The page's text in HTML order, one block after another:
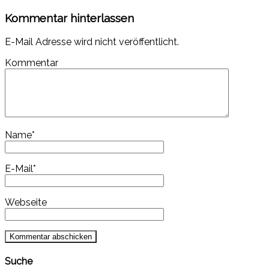
Kommentar hinterlassen
E-Mail Adresse wird nicht veröffentlicht.
Kommentar
Name*
E-Mail*
Webseite
Suche